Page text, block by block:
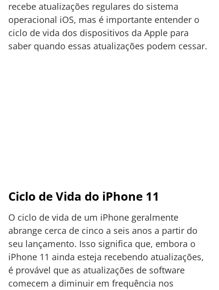
recebe atualizações regulares do sistema
operacional iOS, mas é importante entender o
ciclo de vida dos dispositivos da Apple para
saber quando essas atualizações podem cessar.
Ciclo de Vida do iPhone 11
O ciclo de vida de um iPhone geralmente
abrange cerca de cinco a seis anos a partir do
seu lançamento. Isso significa que, embora o
iPhone 11 ainda esteja recebendo atualizações,
é provável que as atualizações de software
comecem a diminuir em frequência nos